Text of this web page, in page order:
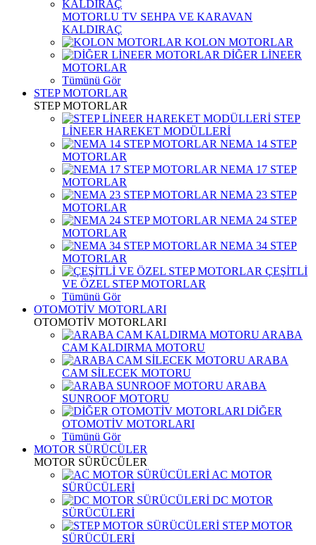
MOTORLU TV SEHPA VE KARAVAN
KALDIRAÇ
KOLON MOTORLAR
DİĞER LİNEER
MOTORLAR
Tümünü Gör
STEP MOTORLAR
STEP MOTORLAR
STEP
LİNEER HAREKET MODÜLLERİ
NEMA 14 STEP
MOTORLAR
NEMA 17 STEP
MOTORLAR
NEMA 23 STEP
MOTORLAR
NEMA 24 STEP
MOTORLAR
NEMA 34 STEP
MOTORLAR
ÇEŞİTLİ
VE ÖZEL STEP MOTORLAR
Tümünü Gör
OTOMOTİV MOTORLARI
OTOMOTİV MOTORLARI
ARABA
CAM KALDIRMA MOTORU
ARABA
CAM SİLECEK MOTORU
ARABA
SUNROOF MOTORU
DİĞER
OTOMOTİV MOTORLARI
Tümünü Gör
MOTOR SÜRÜCÜLER
MOTOR SÜRÜCÜLER
AC MOTOR
SÜRÜCÜLERİ
DC MOTOR
SÜRÜCÜLERİ
STEP MOTOR
SÜRÜCÜLERİ